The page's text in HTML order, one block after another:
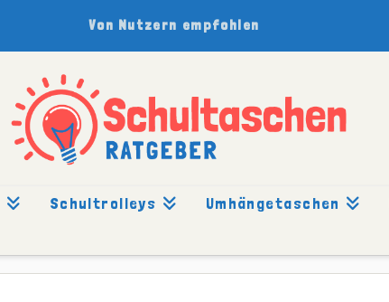
Von Nutzern empfohlen
Schultrolleys Umhängetaschen